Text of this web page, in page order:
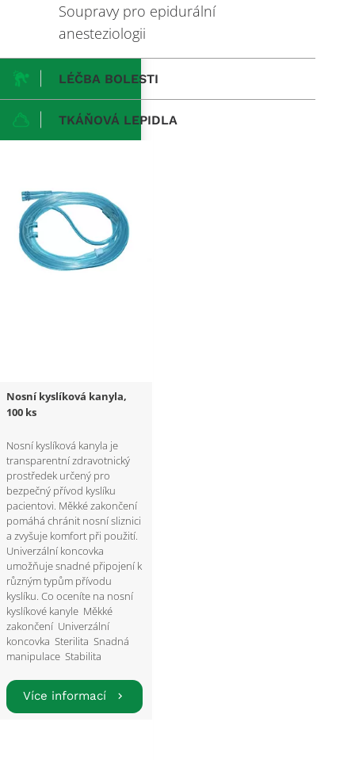
Soupravy pro epidurální
anesteziologii
LÉČBA BOLESTI
TKÁŇOVÁ LEPIDLA
Nosní kyslíková kanyla,
100 ks
Nosní kyslíková kanyla je
transparentní zdravotnický
prostředek určený pro
bezpečný přívod kyslíku
pacientovi. Měkké zakončení
pomáhá chránit nosní sliznici
a zvyšuje komfort při použití.
Univerzální koncovka
umožňuje snadné připojení k
různým typům přívodu
kyslíku. Co oceníte na nosní
kyslíkové kanyle Měkké
zakončení Univerzální
koncovka Sterilita Snadná
manipulace Stabilita
Více informací